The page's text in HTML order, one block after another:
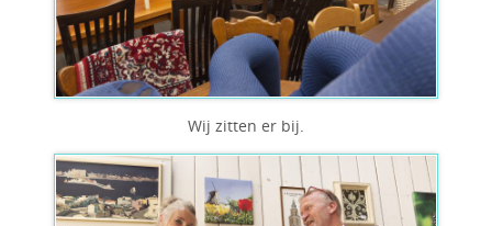
Wij zitten er bij.